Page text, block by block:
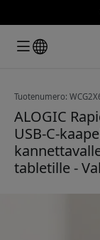
Tuotenumero:
ALOGIC
USB-C-
tabletille -